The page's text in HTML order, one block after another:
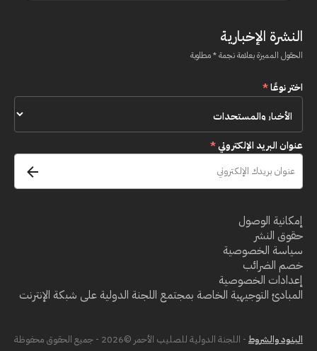
النشرة الإخبارية
الحقول المميزة بعلامة نجمة * مطلوبة
اختر نوعًا*
عنوان البريد الإلكتروني*
إمكانية الوصول
حقوق النشر
سياسة الخصوصية
خصم الضرائب
إعدادات الخصوصية
المبادئ التوجيهية الخاصة بمجتمع اللجنة الدولية على شبكة الإنترنت
البنود والشروط - اللجنة الدولية للصليب الأحمر ©2026 - جميع الحقوق محفوظة